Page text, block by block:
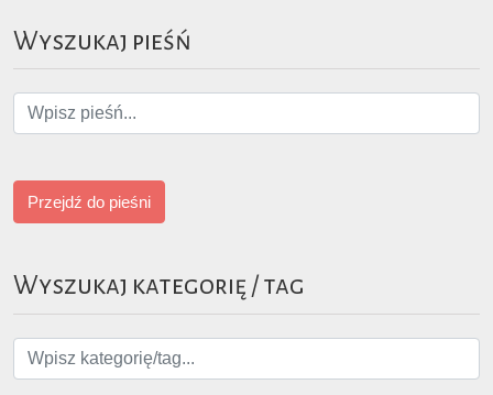
Wyszukaj pieśń
Przejdź do pieśni
Wyszukaj kategorię / tag